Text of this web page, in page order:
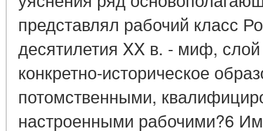
представлял рабочий класс
десятилетия XX в. - миф,
конкретно-историческое
потомственными,
настроенными рабочими?6